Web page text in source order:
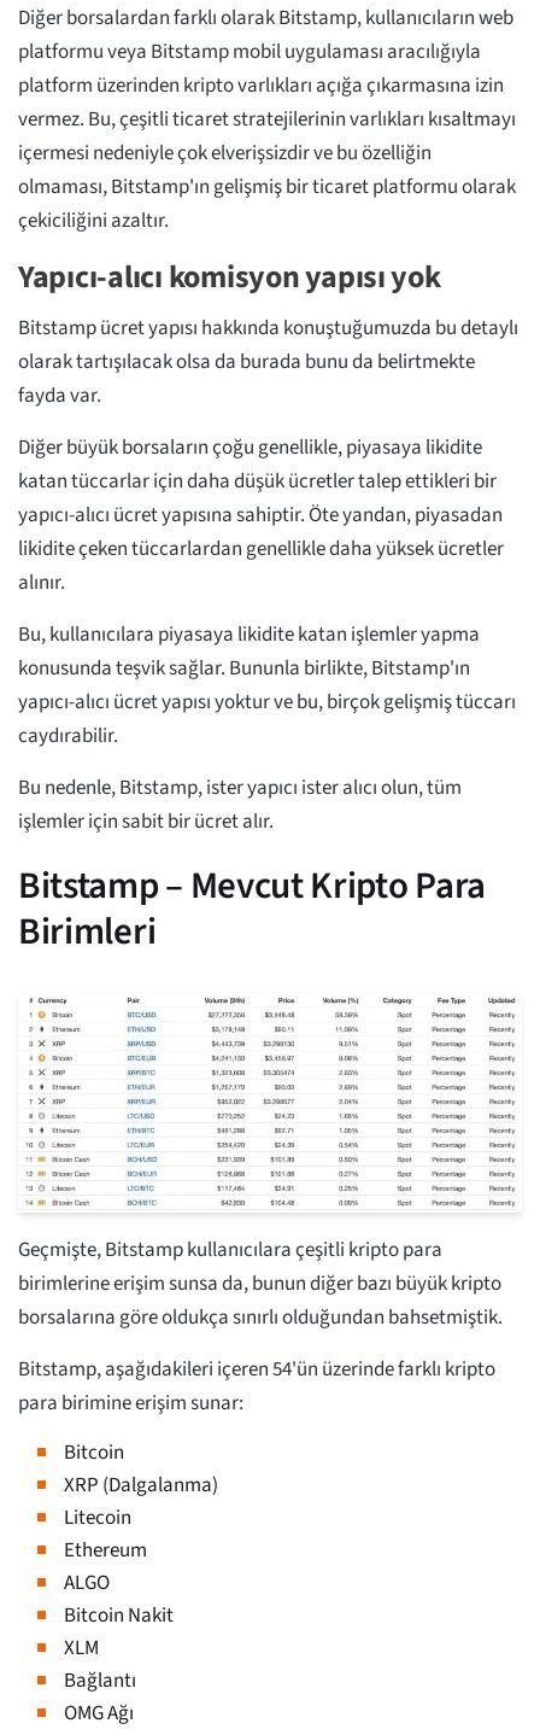
Diğer borsalardan farklı olarak Bitstamp, kullanıcıların web
platformu veya Bitstamp mobil uygulaması aracılığıyla
platform üzerinden kripto varlıkları açığa çıkarmasına izin
vermez. Bu, çeşitli ticaret stratejilerinin varlıkları kısaltmayı
içermesi nedeniyle çok elverişsizdir ve bu özelliğin
olmaması, Bitstamp'ın gelişmiş bir ticaret platformu olarak
çekiciliğini azaltır.
Yapıcı-alıcı komisyon yapısı yok
Bitstamp ücret yapısı hakkında konuştuğumuzda bu detaylı
olarak tartışılacak olsa da burada bunu da belirtmekte
fayda var.
Diğer büyük borsaların çoğu genellikle, piyasaya likidite
katan tüccarlar için daha düşük ücretler talep ettikleri bir
yapıcı-alıcı ücret yapısına sahiptir. Öte yandan, piyasadan
likidite çeken tüccarlardan genellikle daha yüksek ücretler
alınır.
Bu, kullanıcılara piyasaya likidite katan işlemler yapma
konusunda teşvik sağlar. Bununla birlikte, Bitstamp'ın
yapıcı-alıcı ücret yapısı yoktur ve bu, birçok gelişmiş tüccarı
caydırabilir.
Bu nedenle, Bitstamp, ister yapıcı ister alıcı olun, tüm
işlemler için sabit bir ücret alır.
Bitstamp – Mevcut Kripto Para
Birimleri
Geçmişte, Bitstamp kullanıcılara çeşitli kripto para
birimlerine erişim sunsa da, bunun diğer bazı büyük kripto
borsalarına göre oldukça sınırlı olduğundan bahsetmiştik.
Bitstamp, aşağıdakileri içeren 54'ün üzerinde farklı kripto
para birimine erişim sunar:
Bitcoin
XRP (Dalgalanma)
Litecoin
Ethereum
ALGO
Bitcoin Nakit
XLM
Bağlantı
OMG Ağı